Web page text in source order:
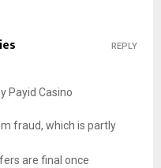
Payid Casino
fraud, which is partly
are final once
REPLY